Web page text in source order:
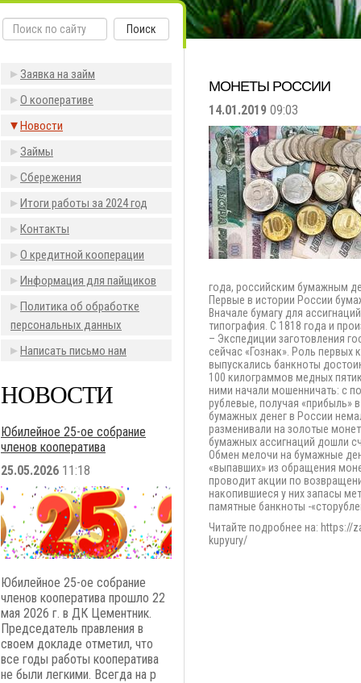
Поиск
Заявка на займ
О кооперативе
Новости
Займы
Сбережения
Итоги работы за 2024 год
Контакты
О кредитной кооперации
Информация для пайщиков
Политика об обработке
персональных данных
Написать письмо нам
НОВОСТИ
Юбилейное 25-ое собрание
членов кооператива
25.05.2026 11:18
Юбилейное 25-ое собрание
членов кооператива прошло 22
мая 2026 г. в ДК Цементник.
Председатель правления в
своем докладе отметил, что
все годы работы кооператива
не были легкими. Всегда на р
МОНЕТЫ РОССИИ
14.01.2019 09:03
года, российским бумажным
Первые в истории России
Вначале бумагу для
типография. С 1818 года и
– Экспедиции заготовления
сейчас «Гознак». Роль
выпускались банкноты
100 килограммов медных
ними начали мошенничать: с
рублевые, получая «прибыль»
бумажных денег в России
разменивали на золотые
бумажных ассигнаций дошли
Обмен мелочи на бумажные
«выпавших» из обращения
проводит акции по
накопившиеся у них запасы
памятные банкноты -
Читайте подробнее на:
kupyury/